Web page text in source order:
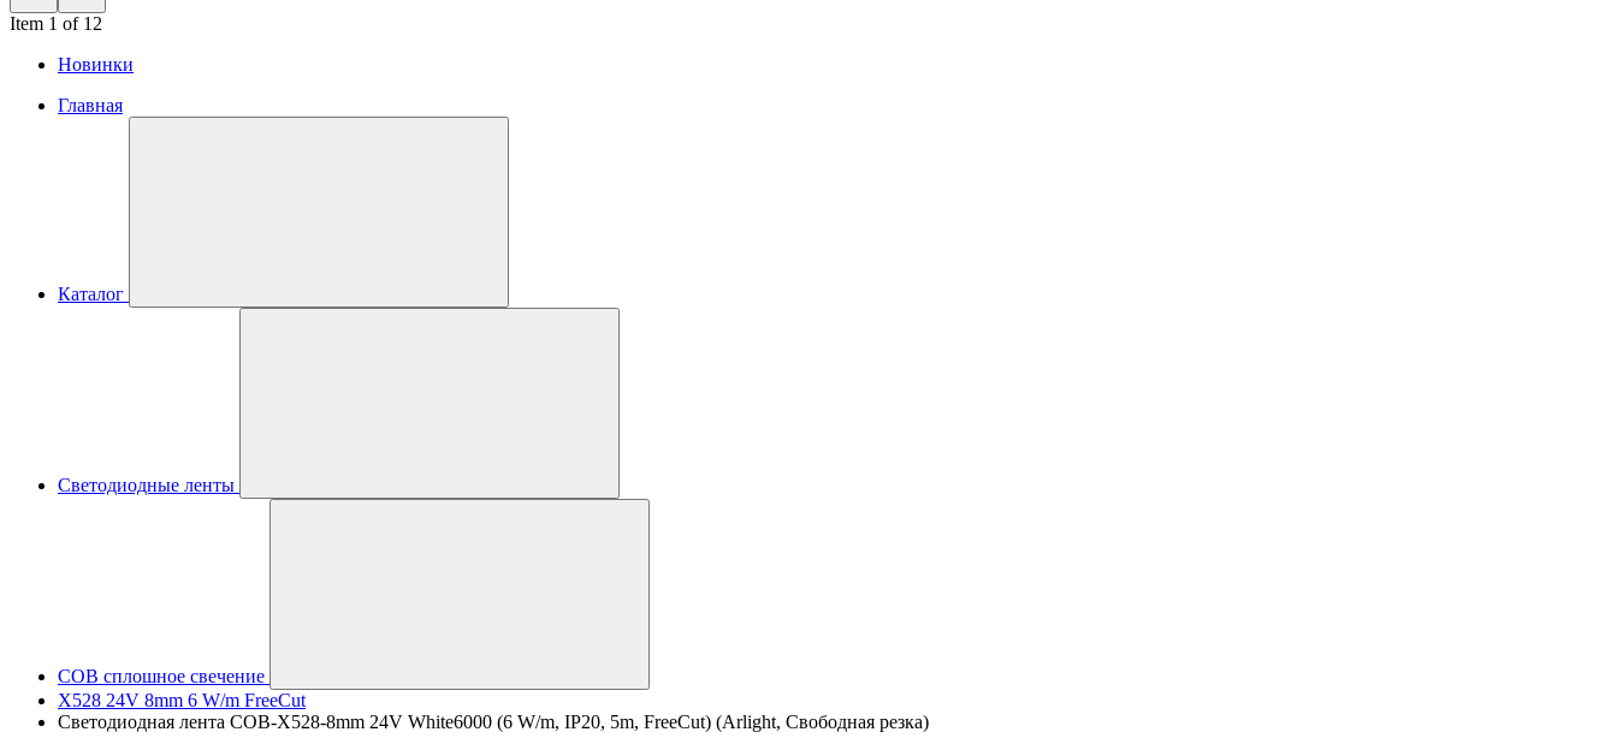
Item 1 of 12
Новинки
Главная
Каталог
Светодиодные ленты
COB сплошное свечение
X528 24V 8mm 6 W/m FreeCut
Светодиодная лента COB-X528-8mm 24V White6000 (6 W/m, IP20, 5m, FreeCut) (Arlight, Свободная резка)